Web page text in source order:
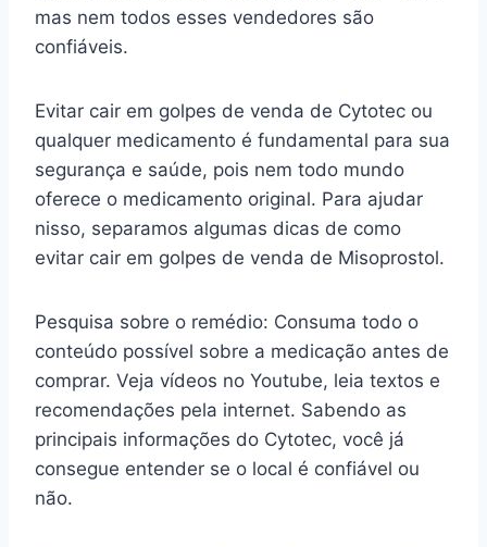
mas nem todos esses vendedores são
confiáveis.
Evitar cair em golpes de venda de Cytotec ou
qualquer medicamento é fundamental para sua
segurança e saúde, pois nem todo mundo
oferece o medicamento original. Para ajudar
nisso, separamos algumas dicas de como
evitar cair em golpes de venda de Misoprostol.
Pesquisa sobre o remédio: Consuma todo o
conteúdo possível sobre a medicação antes de
comprar. Veja vídeos no Youtube, leia textos e
recomendações pela internet. Sabendo as
principais informações do Cytotec, você já
consegue entender se o local é confiável ou
não.